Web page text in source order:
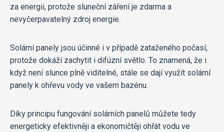
za energii, protože sluneční záření je zdarma a
nevyčerpavatelný zdroj energie.
Solární panely jsou účinné i v případě zataženého počasí,
protože dokáží zachytit i difúzní světlo. To znamená, že i
když není slunce plně viditelné, stále se dají využít solární
panely k ohřevu vody ve vašem bazénu.
Díky principu fungování solárních panelů můžete tedy
energeticky efektivněji a ekonomičtěji ohřát vodu ve